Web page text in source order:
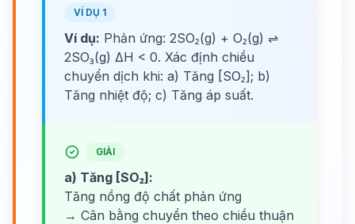
VÍ DỤ 1
Ví dụ: Phản ứng: 2SO₂(g) + O₂(g) ⇌
2SO₃(g) ΔH < 0. Xác định chiều
chuyển dịch khi: a) Tăng [SO₂]; b)
Tăng nhiệt độ; c) Tăng áp suất.
GIẢI
a) Tăng [SO₂]:
Tăng nồng độ chất phản ứng
→ Cân bằng chuyển theo chiều thuận